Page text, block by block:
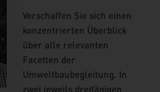
Dipl.-Ing.
Müller
Öffentlich
Verschaffen Sie sich einen
konzentrierten Überblick
über alle relevanten
Facetten der
Umweltbaubegleitung. In
zwei jeweils dreitägigen